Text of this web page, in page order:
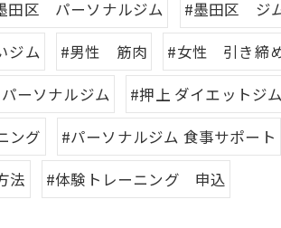
田区 パーソナルジム
#墨田区 ジ
ジム #男性 筋肉
#女性 引き締
ーソナルジム
#押上 ダイエットジム
ング
#パーソナルジム 食事サポート
法 #体験トレーニング 申込